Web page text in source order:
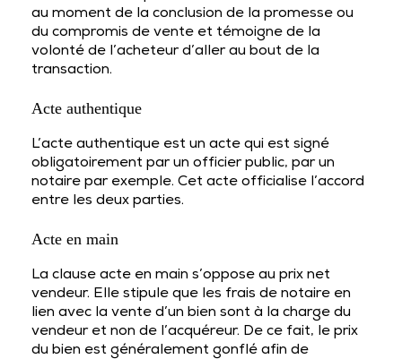
au moment de la conclusion de la promesse ou
du compromis de vente et témoigne de la
volonté de l’acheteur d’aller au bout de la
transaction.
Acte authentique
L’acte authentique est un acte qui est signé
obligatoirement par un officier public, par un
notaire par exemple. Cet acte officialise l’accord
entre les deux parties.
Acte en main
La clause acte en main s’oppose au prix net
vendeur. Elle stipule que les frais de notaire en
lien avec la vente d’un bien sont à la charge du
vendeur et non de l’acquéreur. De ce fait, le prix
du bien est généralement gonflé afin de